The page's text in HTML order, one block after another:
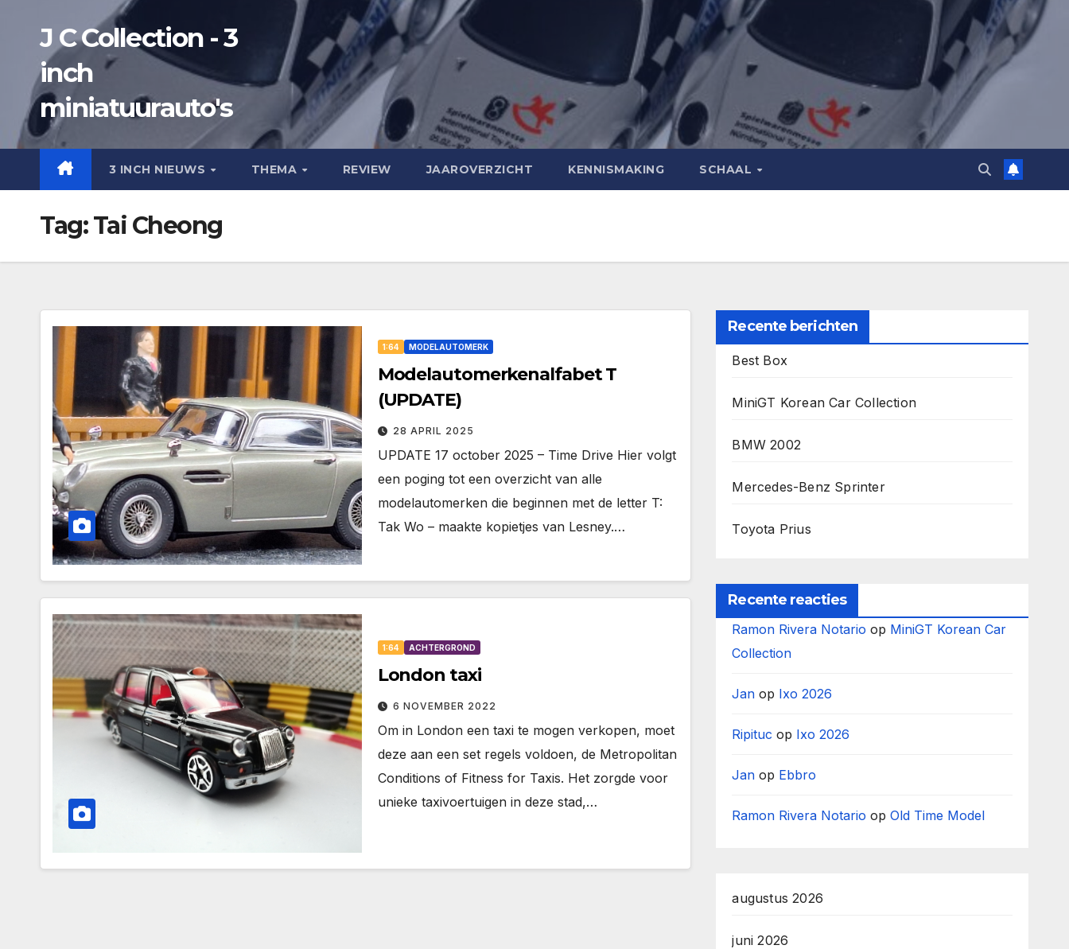
inhoud
J C Collection - 3
inch
miniatuurauto's
3 INCH NIEUWS THEMA REVIEW JAAROVERZICHT KENNISMAKING SCHAAL
Tag:Tai Cheong
1:64 MODELAUTOMERK
Modelautomerkenalfabet T
(UPDATE)
28 APRIL 2025
UPDATE 17 october 2025 – Time Drive Hier volgt
een poging tot een overzicht van alle
modelautomerken die beginnen met de letter T:
Tak Wo – maakte kopietjes van Lesney.…
1:64 ACHTERGROND
London taxi
6 NOVEMBER 2022
Om in London een taxi te mogen verkopen, moet
deze aan een set regels voldoen, de Metropolitan
Conditions of Fitness for Taxis. Het zorgde voor
unieke taxivoertuigen in deze stad,…
Recente berichten
Best Box
MiniGT Korean Car Collection
BMW 2002
Mercedes-Benz Sprinter
Toyota Prius
Recente reacties
Ramon Rivera Notario op MiniGT Korean Car
Collection
Jan op Ixo 2026
Ripituc op Ixo 2026
Jan op Ebbro
Ramon Rivera Notario opOld Time Model
augustus 2026
juni 2026